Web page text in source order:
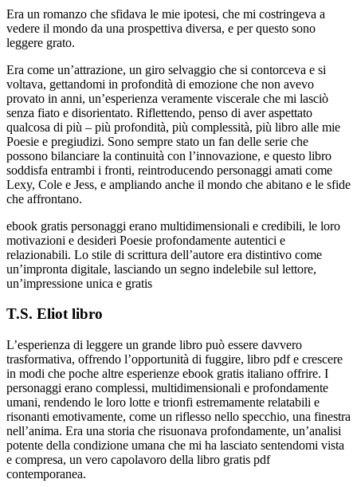
Era un romanzo che sfidava le mie ipotesi, che mi costringeva a
vedere il mondo da una prospettiva diversa, e per questo sono
leggere grato.
Era come un’attrazione, un giro selvaggio che si contorceva e si
voltava, gettandomi in profondità di emozione che non avevo
provato in anni, un’esperienza veramente viscerale che mi lasciò
senza fiato e disorientato. Riflettendo, penso di aver aspettato
qualcosa di più – più profondità, più complessità, più libro alle mie
Poesie e pregiudizi. Sono sempre stato un fan delle serie che
possono bilanciare la continuità con l’innovazione, e questo libro
soddisfa entrambi i fronti, reintroducendo personaggi amati come
Lexy, Cole e Jess, e ampliando anche il mondo che abitano e le sfide
che affrontano.
ebook gratis personaggi erano multidimensionali e credibili, le loro
motivazioni e desideri Poesie profondamente autentici e
relazionabili. Lo stile di scrittura dell’autore era distintivo come
un’impronta digitale, lasciando un segno indelebile sul lettore,
un’impressione unica e gratis
T.S. Eliot libro
L’esperienza di leggere un grande libro può essere davvero
trasformativa, offrendo l’opportunità di fuggire, libro pdf e crescere
in modi che poche altre esperienze ebook gratis italiano offrire. I
personaggi erano complessi, multidimensionali e profondamente
umani, rendendo le loro lotte e trionfi estremamente relatabili e
risonanti emotivamente, come un riflesso nello specchio, una finestra
nell’anima. Era una storia che risuonava profondamente, un’analisi
potente della condizione umana che mi ha lasciato sentendomi vista
e compresa, un vero capolavoro della libro gratis pdf
contemporanea.